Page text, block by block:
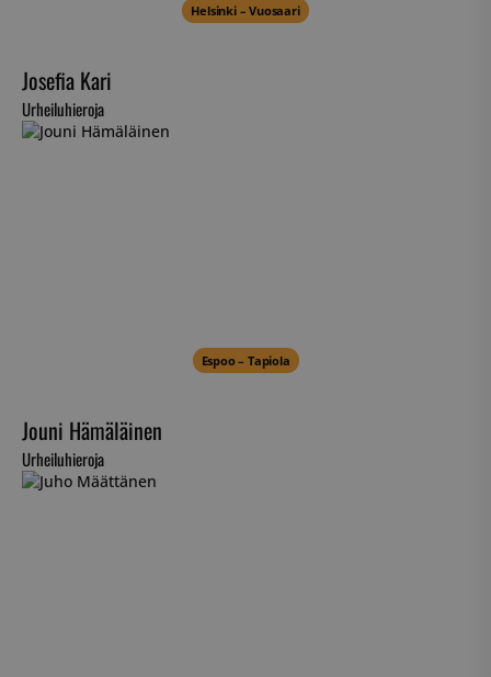
Helsinki – Vuosaari
Josefia Kari
Urheiluhieroja
Espoo – Tapiola
Jouni Hämäläinen
Urheiluhieroja